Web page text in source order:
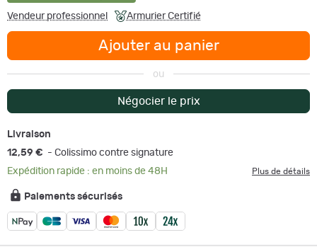
Vendeur professionnel Armurier Certifié
Ajouter au panier
ou
Négocier le prix
Livraison
12,59 € - Colissimo contre signature
Expédition rapide : en moins de 48H
Plus de détails
Paiements sécurisés